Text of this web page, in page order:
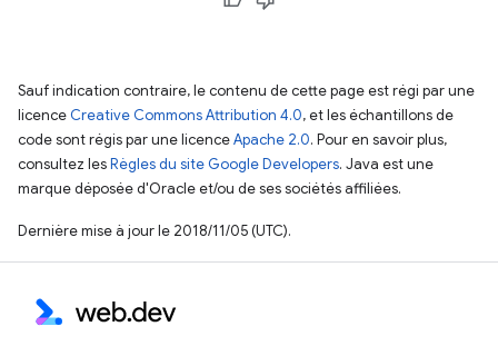
Sauf indication contraire, le contenu de cette page est régi par une
licence Creative Commons Attribution 4.0, et les échantillons de
code sont régis par une licenceApache 2.0. Pour en savoir plus,
consultez lesRègles du site Google Developers. Java est une
marque déposée d'Oracle et/ou de ses sociétés affiliées.
Dernière mise à jour le 2018/11/05 (UTC).